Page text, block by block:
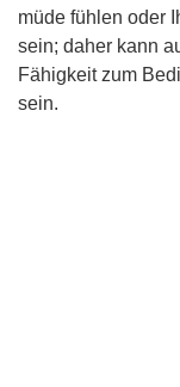
müde fühlen oder
sein; daher kann
Fähigkeit zum
sein.